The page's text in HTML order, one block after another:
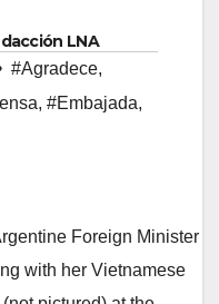
LNA
#Agradece,
, #Embajada,
Foreign Minister
with her Vietnamese